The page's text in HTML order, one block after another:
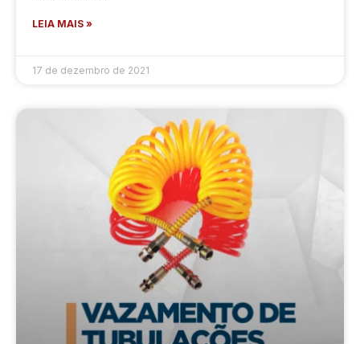
LEIA MAIS »
17 de dezembro de 2021